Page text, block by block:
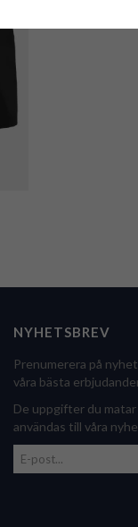
NYHETSBREV
Prenumerera på
våra bästa
De uppgifter du
användas till våra